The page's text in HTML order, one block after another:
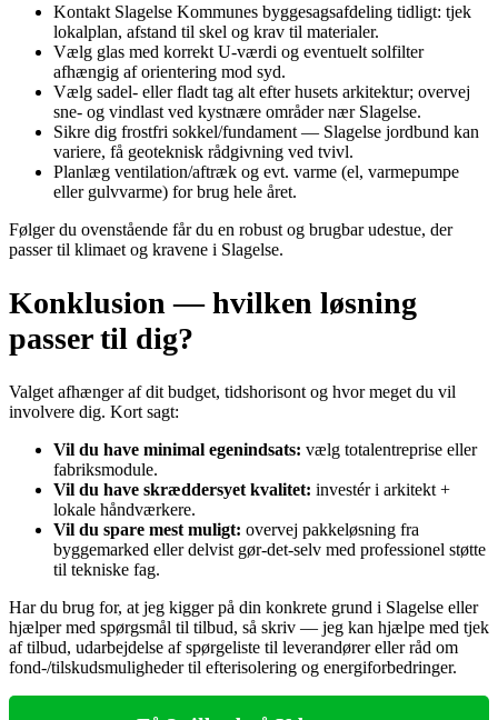
Kontakt Slagelse Kommunes byggesagsafdeling tidligt: tjek
lokalplan, afstand til skel og krav til materialer.
Vælg glas med korrekt U‑værdi og eventuelt solfilter
afhængig af orientering mod syd.
Vælg sadel‑ eller fladt tag alt efter husets arkitektur; overvej
sne- og vindlast ved kystnære områder nær Slagelse.
Sikre dig frostfri sokkel/fundament — Slagelse jordbund kan
variere, få geoteknisk rådgivning ved tvivl.
Planlæg ventilation/aftræk og evt. varme (el, varmepumpe
eller gulvvarme) for brug hele året.
Følger du ovenstående får du en robust og brugbar udestue, der
passer til klimaet og kravene i Slagelse.
Konklusion — hvilken løsning
passer til dig?
Valget afhænger af dit budget, tidshorisont og hvor meget du vil
involvere dig. Kort sagt:
Vil du have minimal egenindsats: vælg totalentreprise eller
fabriksmodule.
Vil du have skræddersyet kvalitet: investér i arkitekt +
lokale håndværkere.
Vil du spare mest muligt: overvej pakkeløsning fra
byggemarked eller delvist gør‑det‑selv med professionel støtte
til tekniske fag.
Har du brug for, at jeg kigger på din konkrete grund i Slagelse eller
hjælper med spørgsmål til tilbud, så skriv — jeg kan hjælpe med tjek
af tilbud, udarbejdelse af spørgeliste til leverandører eller råd om
fond‑/tilskudsmuligheder til efterisolering og energiforbedringer.